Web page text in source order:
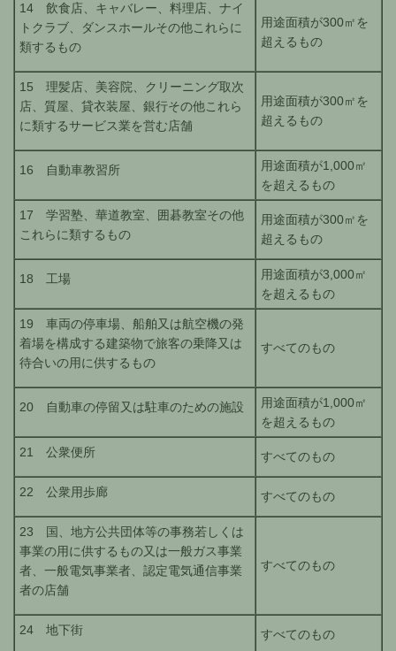
14 飲食店、キャバレー、料理店、ナイ
トクラブ、ダンスホールその他これらに
類するもの
用途面積が300㎡を
超えるもの
15 理髪店、美容院、クリーニング取次
店、質屋、貸衣装屋、銀行その他これら
に類するサービス業を営む店舗
用途面積が300㎡を
超えるもの
16 自動車教習所
用途面積が1,000㎡
を超えるもの
17 学習塾、華道教室、囲碁教室その他
これらに類するもの
用途面積が300㎡を
超えるもの
18 工場
用途面積が3,000㎡
を超えるもの
19 車両の停車場、船舶又は航空機の発
着場を構成する建築物で旅客の乗降又は
待合いの用に供するもの
すべてのもの
20 自動車の停留又は駐車のための施設
用途面積が1,000㎡
を超えるもの
21 公衆便所 すべてのもの
22 公衆用歩廊 すべてのもの
23 国、地方公共団体等の事務若しくは
事業の用に供するもの又は一般ガス事業
者、一般電気事業者、認定電気通信事業
者の店舗
すべてのもの
24 地下街 すべてのもの